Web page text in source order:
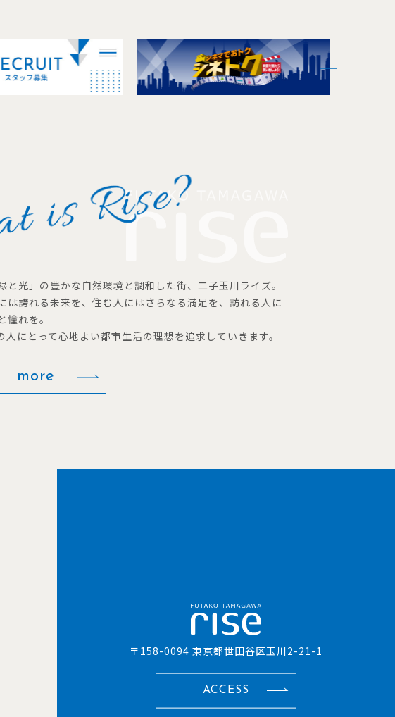
と光」の豊かな自然環境と調和した街、二子玉川ライズ。
は誇れる未来を、住む人にはさらなる満足を、訪れる人に
憧れを。
人にとって心地よい都市生活の理想を追求していきます。
more
〒158-0094 東京都世田谷区玉川2-21-1
ACCESS